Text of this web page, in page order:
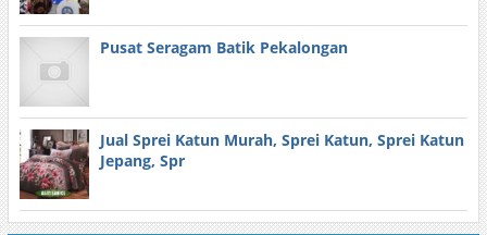
Pusat Seragam Batik Pekalongan
Jual Sprei Katun Murah, Sprei Katun, Sprei Katun
Jepang, Spr